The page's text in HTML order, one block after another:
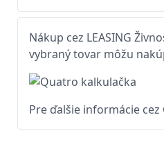
Nákup cez LEASING
vybraný tovar môžu
Pre ďalšie informácie cez